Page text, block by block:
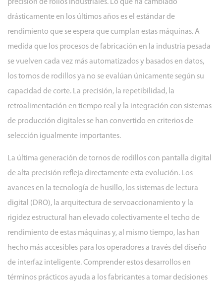
rodillos
visualización
digital
e
integración
de
medidas
Retroalimentación
de
posición
en
tiempo
real
ejes
precisión de rollos industriales. Lo que ha cambiado
drásticamente en los últimos años es el estándar de
rendimiento que se espera que cumplan estas máquinas. A
medida que los procesos de fabricación en la industria pesada
se vuelven cada vez más automatizados y basados ​​en datos,
los tornos de rodillos ya no se evalúan únicamente según su
capacidad de corte. La precisión, la repetibilidad, la
retroalimentación en tiempo real y la integración con sistemas
de producción digitales se han convertido en criterios de
selección igualmente importantes.
La última generación de tornos de rodillos con pantalla digital
de alta precisión refleja directamente esta evolución. Los
avances en la tecnología de husillo, los sistemas de lectura
digital (DRO), la arquitectura de servoaccionamiento y la
rigidez estructural han elevado colectivamente el techo de
rendimiento de estas máquinas y, al mismo tiempo, las han
hecho más accesibles para los operadores a través del diseño
de interfaz inteligente. Comprender estos desarrollos en
términos prácticos ayuda a los fabricantes a tomar decisiones